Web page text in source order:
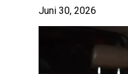
Juni 30, 2026